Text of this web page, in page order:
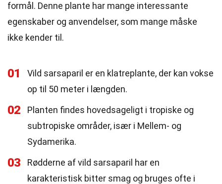
formål. Denne plante har mange interessante
egenskaber og anvendelser, som mange måske
ikke kender til.
01
Vild sarsaparil er en klatreplante, der kan vokse
op til 50 meter i længden.
02
Planten findes hovedsageligt i tropiske og
subtropiske områder, især i Mellem- og
Sydamerika.
03
Rødderne af vild sarsaparil har en
karakteristisk bitter smag og bruges ofte i